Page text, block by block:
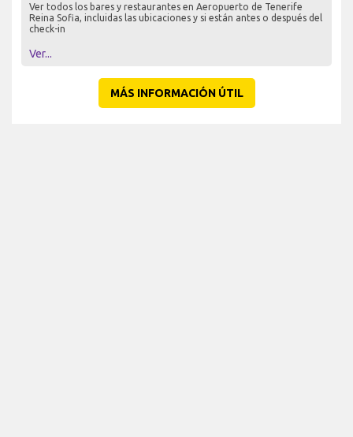
Ver todos los bares y restaurantes en Aeropuerto de Tenerife
Reina Sofia, incluidas las ubicaciones y si están antes o después del
check-in
Ver...
MÁS INFORMACIÓN ÚTIL